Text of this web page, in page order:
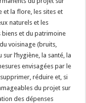
et la flore, les sites et
naturels et les
et du patrimoine
voisinage (bruits,
l’hygiène, la santé, la
envisagées par le
réduire et, si
du projet sur
des dépenses